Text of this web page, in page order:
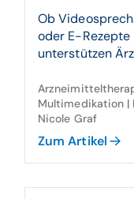
Ob
oder E-
unterstützen
Multimedikation |
Nicole Graf
Zum Artikel